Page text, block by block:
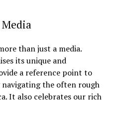
than just a media.
its unique and
a reference point to
the often rough
It also celebrates our rich